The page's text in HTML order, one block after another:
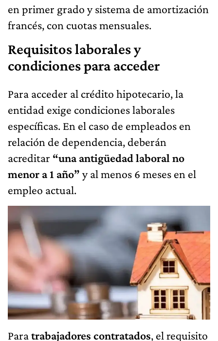
en primer grado y sistema de amortización
francés, con cuotas mensuales.
Requisitos laborales y
condiciones para acceder
Para acceder al crédito hipotecario, la
entidad exige condiciones laborales
específicas. En el caso de empleados en
relación de dependencia, deberán
acreditar “una antigüedad laboral no
menor a 1 año” y al menos 6 meses en el
empleo actual.
Paratrabajadores contratados, el requisito